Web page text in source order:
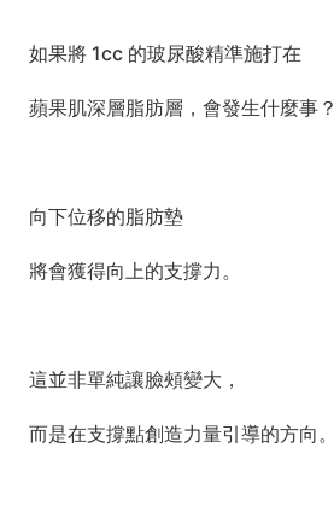
如果將 1cc 的玻尿酸精準施打在
蘋果肌深層脂肪層，會發生什麼事？
向下位移的脂肪墊
將會獲得向上的支撐力。
這並非單純讓臉頰變大，
而是在支撐點創造力量引導的方向。